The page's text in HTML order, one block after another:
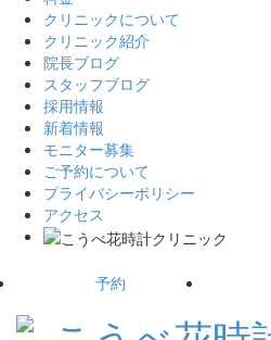
クリニックについて
クリニック紹介
院長ブログ
スタッフブログ
採用情報
新着情報
モニター募集
ご予約について
プライバシーポリシー
アクセス
予約